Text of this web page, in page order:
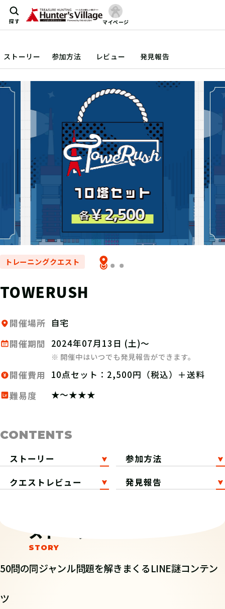
探す マイページ
ストーリー 参加方法 レビュー 発見報告
トレーニングクエスト
TOWERUSH
開催場所 自宅
開催期間
2024年07月13日 (土)～
※ 開催中はいつでも発見報告ができます。
開催費用
10点セット：2,500円（税込）＋送料
難易度
★～★★★
CONTENTS
ストーリー
参加方法
クエストレビュー
発見報告
ストーリー
50問の同ジャンル問題を解きまくるLINE謎コンテン
ツ